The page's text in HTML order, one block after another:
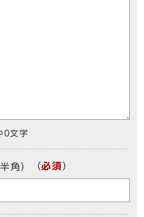
0文字
角） （必須）